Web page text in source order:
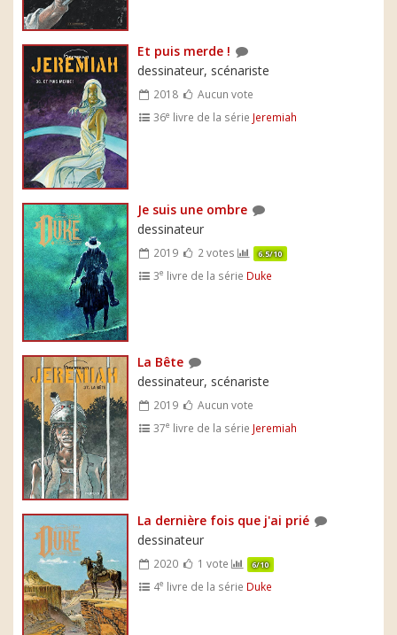
Et puis merde !
dessinateur, scénariste
2018
Aucun vote
36e livre de la série Jeremiah
Je suis une ombre
dessinateur
2019 2 votes 6.5/10
3e livre de la série Duke
La Bête
dessinateur, scénariste
2019
Aucun vote
37e livre de la série Jeremiah
La dernière fois que j'ai prié
dessinateur
2020 1 vote 6/10
4e livre de la série Duke